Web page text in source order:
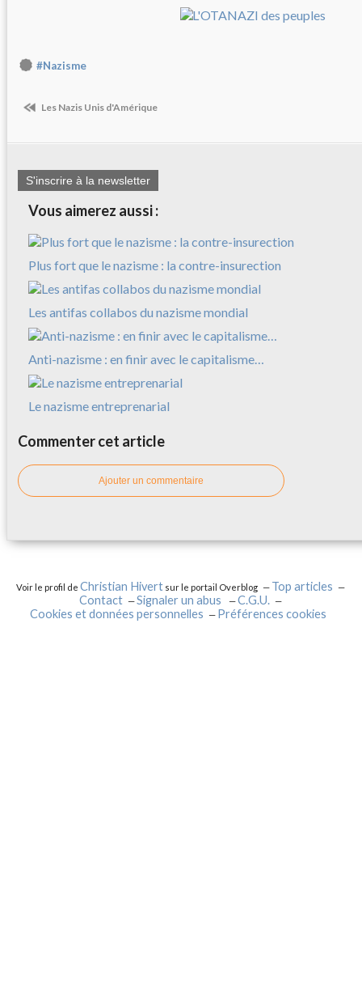
#Nazisme
Les Nazis Unis d'Amérique
S'inscrire à la newsletter
Vous aimerez aussi :
Plus fort que le nazisme : la contre-insurection
Les antifas collabos du nazisme mondial
Anti-nazisme : en finir avec le capitalisme…
Le nazisme entreprenarial
Commenter cet article
Ajouter un commentaire
Voir le profil deChristian Hivert sur le portail Overblog
Top articles
Contact
Signaler un abus
C.G.U.
Cookies et données personnelles
Préférences cookies